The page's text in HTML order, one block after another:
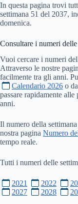
In questa pagina trovi
settimana 51 del 2037,
domenica.
Consultare i numeri
Vuoi cercare i numeri
Attraverso le nostre
facilmente tra gli anni.
Calendario 2026 o da
passare rapidamente
anni.
Il numero della
nostra pagina Numero
tempo reale.
Tutti i numeri delle
2021 2022
2027
2028